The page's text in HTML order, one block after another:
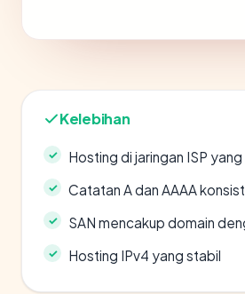
Kelebihan
Hosting di jaringan ISP
Catatan A dan AAAA
SAN mencakup domain
Hosting IPv4 yang stabil